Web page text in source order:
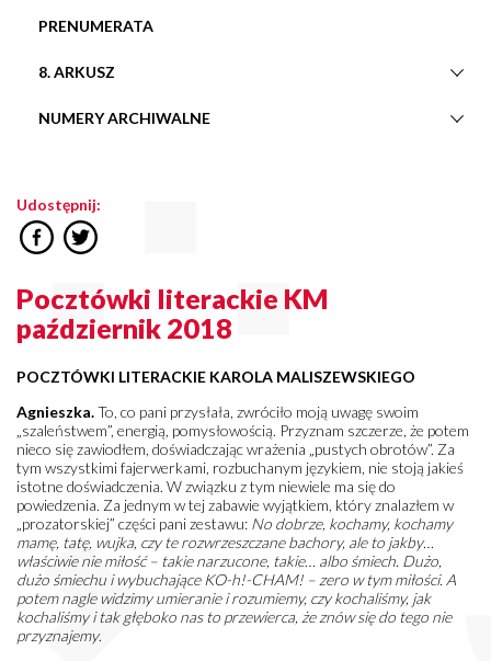
PRENUMERATA
8. ARKUSZ
NUMERY ARCHIWALNE
Udostępnij:
Pocztówki literackie KM
październik 2018
POCZTÓWKI LITERACKIE KAROLA MALISZEWSKIEGO
Agnieszka.To, co pani przysłała, zwróciło moją uwagę swoim
„szaleństwem”, energią, pomysłowością. Przyznam szczerze, że potem
nieco się zawiodłem, doświadczając wrażenia „pustych obrotów”. Za
tym wszystkimi fajerwerkami, rozbuchanym językiem, nie stoją jakieś
istotne doświadczenia. W związku z tym niewiele ma się do
powiedzenia. Za jednym w tej zabawie wyjątkiem, który znalazłem w
„prozatorskiej” części pani zestawu: No dobrze, kochamy, kochamy
mamę, tatę, wujka, czy te rozwrzeszczane bachory, ale to jakby…
właściwie nie miłość – takie narzucone, takie… albo śmiech. Dużo,
dużo śmiechu i wybuchające KO-h!-CHAM! – zero w tym miłości. A
potem nagle widzimy umieranie i rozumiemy, czy kochaliśmy, jak
kochaliśmy i tak głęboko nas to przewierca, że znów się do tego nie
przyznajemy.